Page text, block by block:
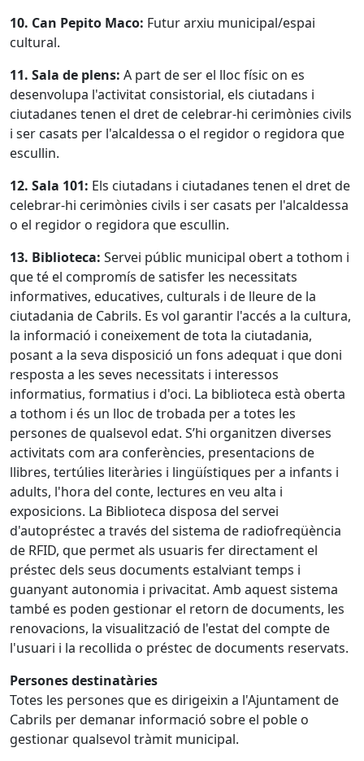
10. Can Pepito Maco: Futur arxiu municipal/espai
cultural.
11. Sala de plens: A part de ser el lloc físic on es
desenvolupa l'activitat consistorial, els ciutadans i
ciutadanes tenen el dret de celebrar-hi cerimònies civils
i ser casats per l'alcaldessa o el regidor o regidora que
escullin.
12. Sala 101: Els ciutadans i ciutadanes tenen el dret de
celebrar-hi cerimònies civils i ser casats per l'alcaldessa
o el regidor o regidora que escullin.
13. Biblioteca: Servei públic municipal obert a tothom i
que té el compromís de satisfer les necessitats
informatives, educatives, culturals i de lleure de la
ciutadania de Cabrils. Es vol garantir l'accés a la cultura,
la informació i coneixement de tota la ciutadania,
posant a la seva disposició un fons adequat i que doni
resposta a les seves necessitats i interessos
informatius, formatius i d'oci. La biblioteca està oberta
a tothom i és un lloc de trobada per a totes les
persones de qualsevol edat. S’hi organitzen diverses
activitats com ara conferències, presentacions de
llibres, tertúlies literàries i lingüístiques per a infants i
adults, l'hora del conte, lectures en veu alta i
exposicions. La Biblioteca disposa del servei
d'autopréstec a través del sistema de radiofreqüència
de RFID, que permet als usuaris fer directament el
préstec dels seus documents estalviant temps i
guanyant autonomia i privacitat. Amb aquest sistema
també es poden gestionar el retorn de documents, les
renovacions, la visualització de l'estat del compte de
l'usuari i la recollida o préstec de documents reservats.
Persones destinatàries
Totes les persones que es dirigeixin a l'Ajuntament de
Cabrils per demanar informació sobre el poble o
gestionar qualsevol tràmit municipal.